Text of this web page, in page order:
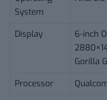
System
Display
6-inch
Gorilla
Processor